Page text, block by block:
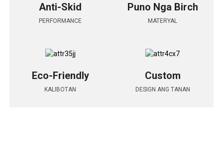
Anti-Skid
PERFORMANCE
Puno Nga Birch
MATERYAL
Eco-Friendly
KALIBOTAN
Custom
DESIGN ANG TANAN